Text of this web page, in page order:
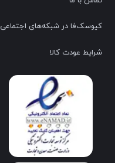
کیوسک‌فا در شبکه‌های اجتماعی
شرایط عودت کالا